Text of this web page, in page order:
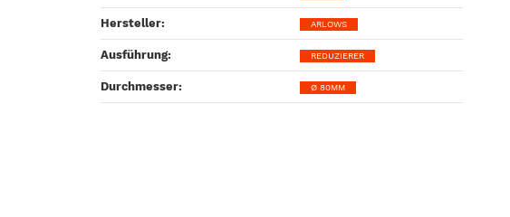
Hersteller‍: ARLOWS
Ausführung‍: REDUZIERER
Durchmesser‍: Ø 80MM